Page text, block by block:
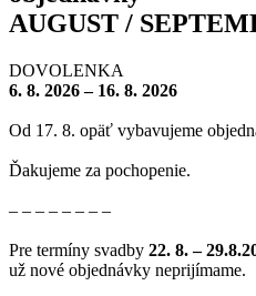
AUGUST /
DOVOLENKA
6. 8. 2026 – 16. 8. 2026
Od 17. 8. opäť vybavujeme
Ďakujeme za pochopenie.
– – – – – – – –
Pre termíny svadby 22. 8. –
už nové objednávky neprijímame.